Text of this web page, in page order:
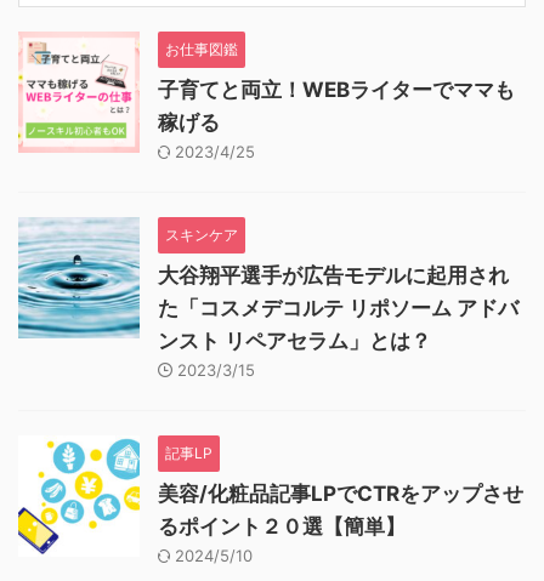
お仕事図鑑
子育てと両立！WEBライターでママも
稼げる
2023/4/25
スキンケア
大谷翔平選手が広告モデルに起用され
た「コスメデコルテ リポソーム アドバ
ンスト リペアセラム」とは？
2023/3/15
記事LP
美容/化粧品記事LPでCTRをアップさせ
るポイント２０選【簡単】
2024/5/10